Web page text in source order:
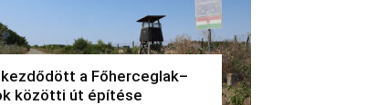
a Főherceglak–
közötti út építése